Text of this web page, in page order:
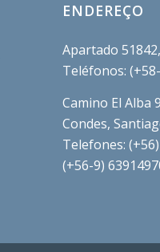
ENDEREÇO
Apartado
Teléfonos:
Camino El Alba
Condes,
Telefones:
(+56-9)